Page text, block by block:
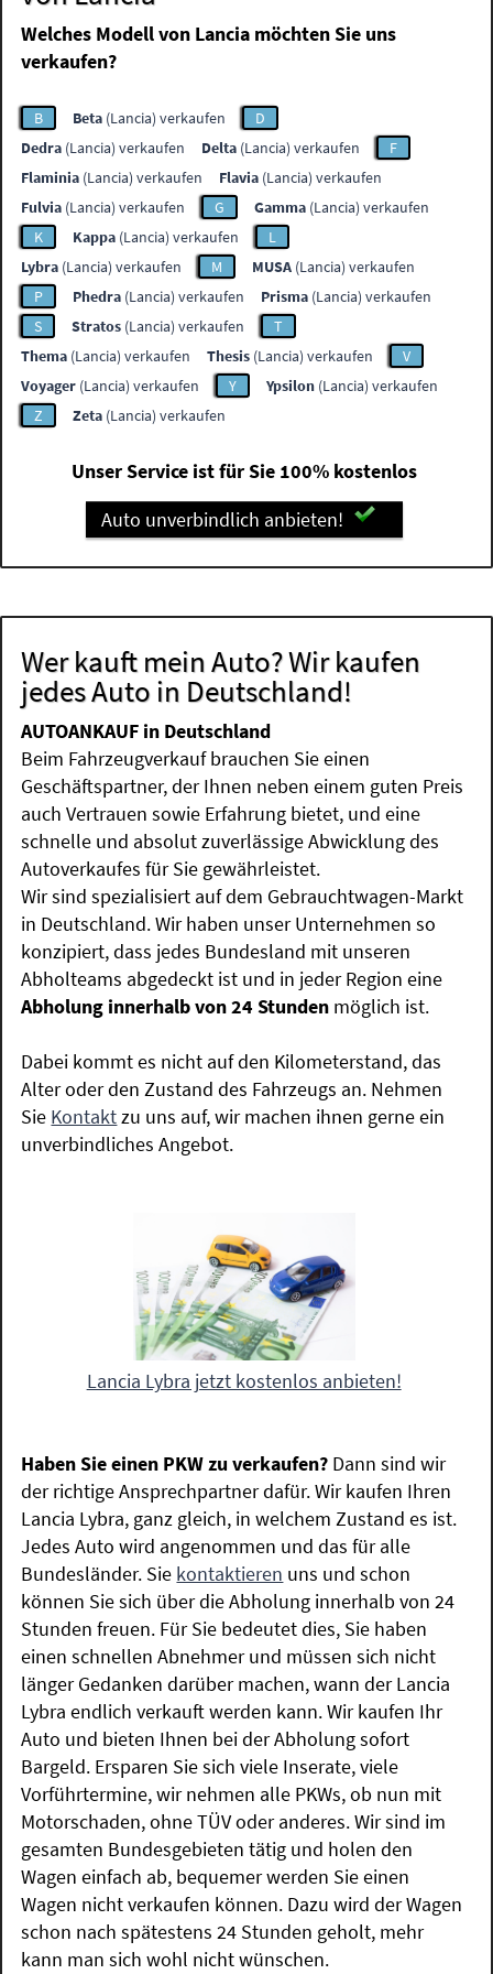
Welches Modell von Lancia möchten Sie uns
verkaufen?
B Beta (Lancia) verkaufen
D
Dedra (Lancia) verkaufen Delta (Lancia) verkaufen
F
Flaminia (Lancia) verkaufen Flavia (Lancia) verkaufen
Fulvia (Lancia) verkaufen G Gamma (Lancia) verkaufen
K
Kappa (Lancia) verkaufen
L
Lybra (Lancia) verkaufen M MUSA (Lancia) verkaufen
P
Phedra (Lancia) verkaufen Prisma (Lancia) verkaufen
S
Stratos (Lancia) verkaufen
T
Thema (Lancia) verkaufen Thesis (Lancia) verkaufen
V
Voyager (Lancia) verkaufen Y Ypsilon (Lancia) verkaufen
Z
Zeta (Lancia) verkaufen
Unser Service ist für Sie 100% kostenlos
Auto unverbindlich anbieten!
Wer kauft mein Auto? Wir kaufen
jedes Auto in Deutschland!
AUTOANKAUF in Deutschland
Beim Fahrzeugverkauf brauchen Sie einen
Geschäftspartner, der Ihnen neben einem guten Preis
auch Vertrauen sowie Erfahrung bietet, und eine
schnelle und absolut zuverlässige Abwicklung des
Autoverkaufes für Sie gewährleistet.
Wir sind spezialisiert auf dem Gebrauchtwagen-Markt
in Deutschland. Wir haben unser Unternehmen so
konzipiert, dass jedes Bundesland mit unseren
Abholteams abgedeckt ist und in jeder Region eine
Abholung innerhalb von 24 Stunden möglich ist.
Dabei kommt es nicht auf den Kilometerstand, das
Alter oder den Zustand des Fahrzeugs an. Nehmen
Sie Kontaktzu uns auf, wir machen ihnen gerne ein
unverbindliches Angebot.
Lancia Lybra jetzt kostenlos anbieten!
Haben Sie einen PKW zu verkaufen? Dann sind wir
der richtige Ansprechpartner dafür. Wir kaufen Ihren
Lancia Lybra, ganz gleich, in welchem Zustand es ist.
Jedes Auto wird angenommen und das für alle
Bundesländer. Sie kontaktieren uns und schon
können Sie sich über die Abholung innerhalb von 24
Stunden freuen. Für Sie bedeutet dies, Sie haben
einen schnellen Abnehmer und müssen sich nicht
länger Gedanken darüber machen, wann der Lancia
Lybra endlich verkauft werden kann. Wir kaufen Ihr
Auto und bieten Ihnen bei der Abholung sofort
Bargeld. Ersparen Sie sich viele Inserate, viele
Vorführtermine, wir nehmen alle PKWs, ob nun mit
Motorschaden, ohne TÜV oder anderes. Wir sind im
gesamten Bundesgebieten tätig und holen den
Wagen einfach ab, bequemer werden Sie einen
Wagen nicht verkaufen können. Dazu wird der Wagen
schon nach spätestens 24 Stunden geholt, mehr
kann man sich wohl nicht wünschen.